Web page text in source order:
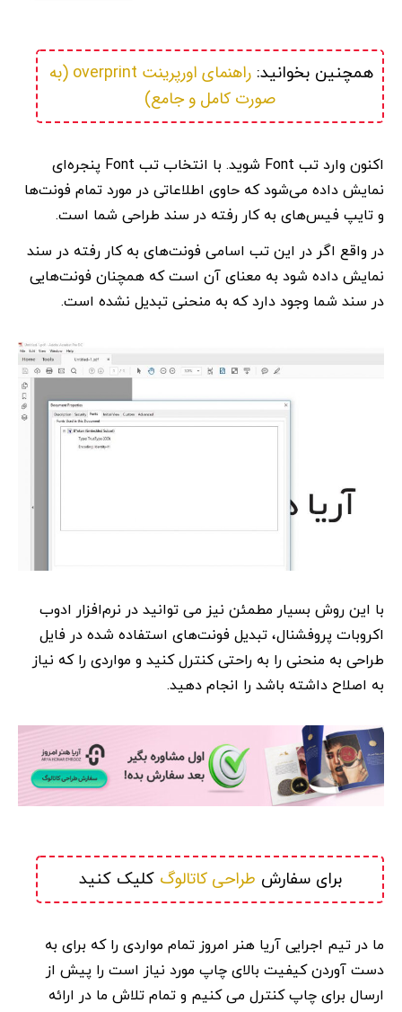
همچنین بخوانید:
صورت کامل و جامع)
اکنون وارد تب Font شوید. با انتخاب تب Font پنجره‌ای
نمایش داده می‌شود که حاوی اطلاعاتی در مورد تمام فونت‌ها
و تایپ فیس‌های به کار رفته در سند طراحی شما است.
در واقع اگر در این تب اسامی فونت‌های به کار رفته در سند
نمایش داده شود به معنای آن است که همچنان فونت‌هایی
در سند شما وجود دارد که به منحنی تبدیل نشده است.
با این روش بسیار مطمئن نیز می توانید در نرم‌افزار ادوب
اکروبات پروفشنال، تبدیل فونت‌های استفاده شده در فایل
طراحی به منحنی را به راحتی کنترل کنید و مواردی را که نیاز
به اصلاح داشته باشد را انجام دهید.
برای سفارش طراحی کاتالوگ کلیک کنید
ما در تیم اجرایی آریا هنر امروز تمام مواردی را که برای به
دست آوردن کیفیت بالای چاپ مورد نیاز است را پیش از
ارسال برای چاپ کنترل می کنیم و تمام تلاش ما در ارائه